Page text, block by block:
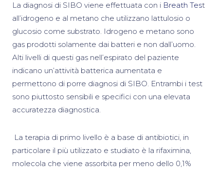
La diagnosi di SIBO viene effettuata con i Breath Test
all’idrogeno e al metano che utilizzano lattulosio o
glucosio come substrato. Idrogeno e metano sono
gas prodotti solamente dai batteri e non dall’uomo.
Alti livelli di questi gas nell’espirato del paziente
indicano un’attività batterica aumentata e
permettono di porre diagnosi di SIBO. Entrambi i test
sono piuttosto sensibili e specifici con una elevata
accuratezza diagnostica.
La terapia di primo livello è a base di antibiotici, in
particolare il più utilizzato e studiato è la rifaximina,
molecola che viene assorbita per meno dello 0,1%